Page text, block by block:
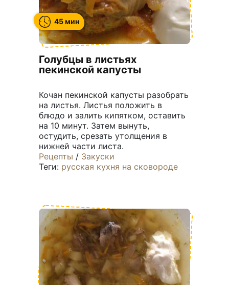
45 мин
Голубцы в листьях
пекинской капусты
Кочан пекинской капусты разобрать
на листья. Листья положить в
блюдо и залить кипятком, оставить
на 10 минут. Затем вынуть,
остудить, срезать утолщения в
нижней части листа.
Рецепты / Закуски
Теги: русская кухня на сковороде